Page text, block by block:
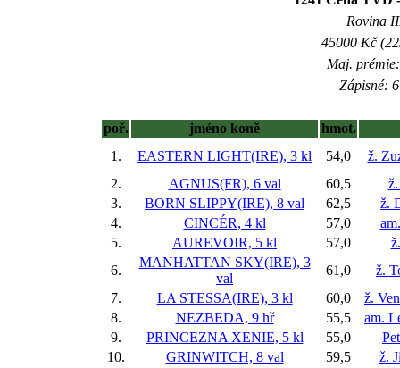
Rovina
45000 Kč
Maj.
Zápisné:
poř. jméno koně
hmot.
1.
EASTERN LIGHT(IRE), 3 kl 54,0
ž.
2.
AGNUS(FR), 6 val 60,5
3.
BORN SLIPPY(IRE), 8 val 62,5
ž.
4.
CINCÉR, 4 kl 57,0
5.
AUREVOIR, 5 kl 57,0
6.
MANHATTAN SKY(IRE), 3
val
61,0
ž.
7.
LA STESSA(IRE), 3 kl 60,0
ž.
8.
NEZBEDA, 9 hř 55,5
am.
9.
PRINCEZNA XENIE, 5 kl 55,0
10.
GRINWITCH, 8 val 59,5
ž.